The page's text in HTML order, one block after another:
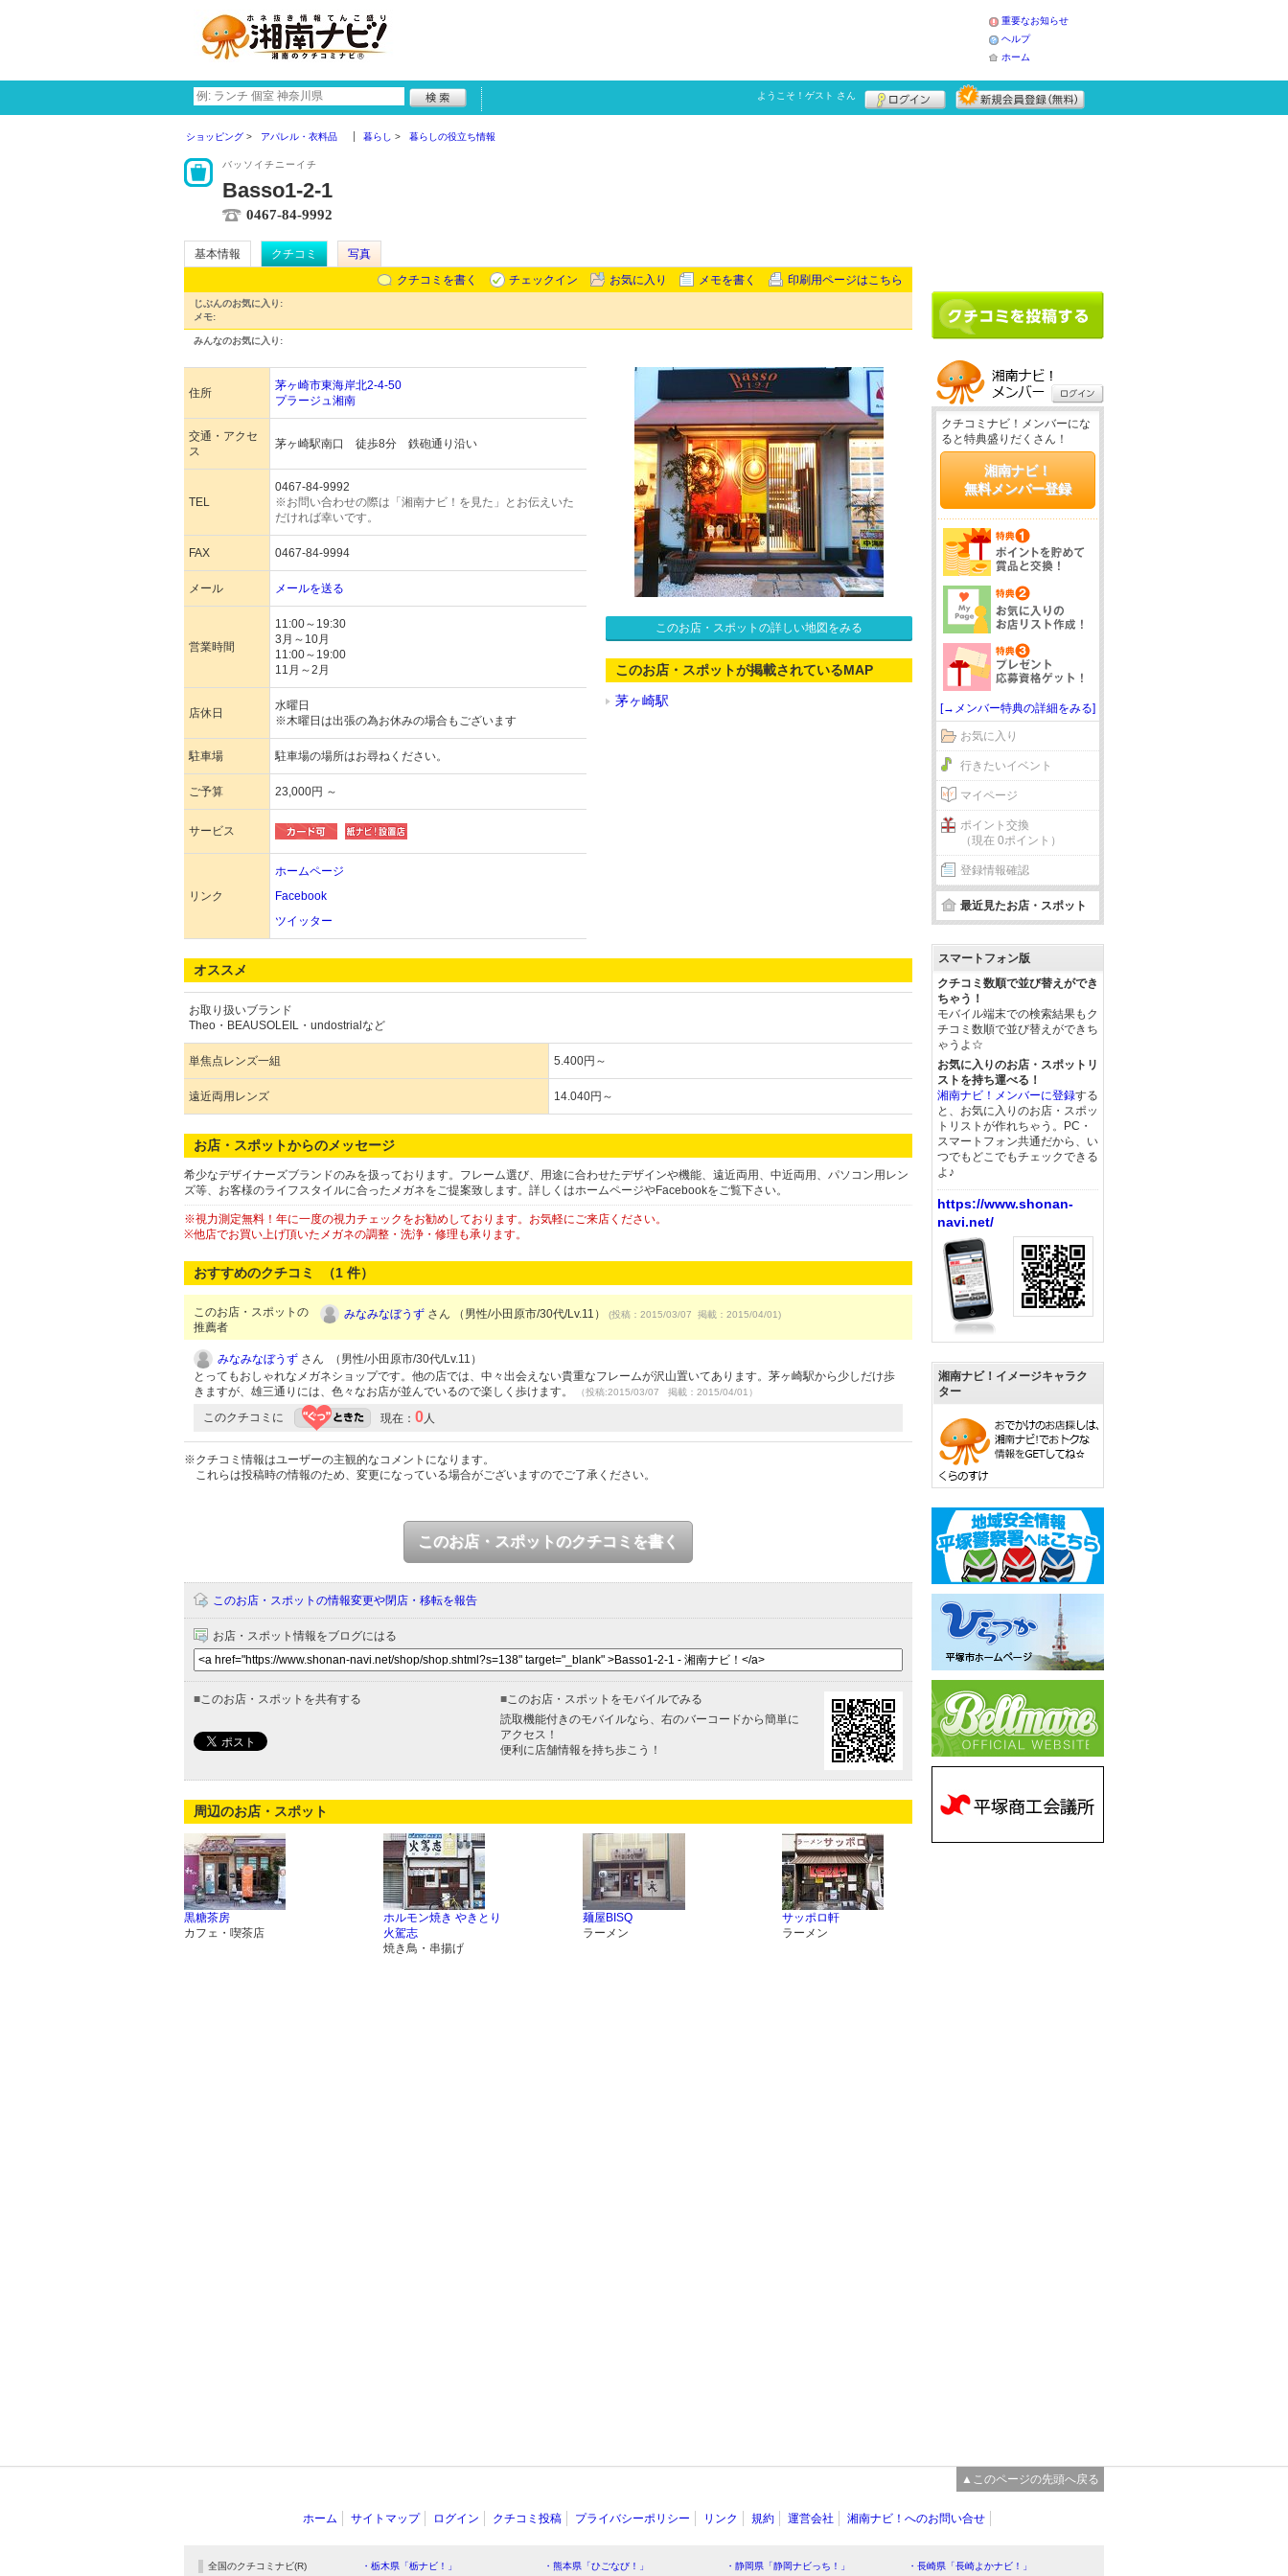
重要なお知らせ
ヘルプ
ホーム
ようこそ！ ゲスト さん
ショッピング アパレル・衣料品 暮らし 暮らしの役立ち情報
バッソイチニーイチ
Basso1-2-1
0467-84-9992
基本情報 クチコミ
写真
クチコミを書く
チェックイン お気に入り メモを書く 印刷用ページはこちら
じぶんのお気に入り:
メモ:
みんなのお気に入り:
住所
茅ヶ崎市東海岸北2-4-50
プラージュ湘南
交通・アクセ
ス
茅ヶ崎駅南口 徒歩8分 鉄砲通り沿い
TEL
0467-84-9992
※お問い合わせの際は「湘南ナビ！を見た」とお伝えいた
だければ幸いです。
FAX 0467-84-9994
メール メールを送る
営業時間
11:00～19:30
3月～10月
11:00～19:00
11月～2月
店休日
水曜日
※木曜日は出張の為お休みの場合もございます
駐車場 駐車場の場所はお尋ねください。
ご予算 23,000円 ～
サービス
リンク
ホームページ
Facebook
ツイッター
このお店・スポットの詳しい地図をみる
このお店・スポットが掲載されているMAP
茅ヶ崎駅
オススメ
お取り扱いブランド
Theo・BEAUSOLEIL・undostrialなど
単焦点レンズ一組 5.400円～
遠近両用レンズ 14.040円～
お店・スポットからのメッセージ
希少なデザイナーズブランドのみを扱っております。フレーム選び、用途に合わせたデザインや機能、遠近両用、中近両用、パソコン用レン
ズ等、お客様のライフスタイルに合ったメガネをご提案致します。詳しくはホームページやFacebookをご覧下さい。
※視力測定無料！年に一度の視力チェックをお勧めしております。お気軽にご来店ください。
※他店でお買い上げ頂いたメガネの調整・洗浄・修理も承ります。
おすすめのクチコミ （1 件）
このお店・スポットの
推薦者
みなみなぼうず さん （男性/小田原市/30代/Lv.11） (投稿：2015/03/07 掲載：2015/04/01)
みなみなぼうず さん （男性/小田原市/30代/Lv.11）
とってもおしゃれなメガネショップです。他の店では、中々出会えない貴重なフレームが沢山置いてあります。茅ヶ崎駅から少しだけ歩
きますが、雄三通りには、色々なお店が並んでいるので楽しく歩けます。
（投稿:2015/03/07 掲載：2015/04/01）
このクチコミに 現在： 0人
※クチコミ情報はユーザーの主観的なコメントになります。
これらは投稿時の情報のため、変更になっている場合がございますのでご了承ください。
このお店・スポットのクチコミを書く
このお店・スポットの情報変更や閉店・移転を報告
お店・スポット情報をブログにはる
■このお店・スポットを共有する ■このお店・スポットをモバイルでみる
読取機能付きのモバイルなら、右のバーコードから簡単に
アクセス！
便利に店舗情報を持ち歩こう！
周辺のお店・スポット
黒糖茶房
カフェ・喫茶店
ホルモン焼き やきとり
火駕志
焼き鳥・串揚げ
麺屋BISQ
ラーメン
サッポロ軒
ラーメン
クチコミナビ！メンバーにな
ると特典盛りだくさん！
湘南ナビ！
無料メンバー登録
[→メンバー特典の詳細をみる]
お気に入り
行きたいイベント
マイページ
ポイント交換
（現在 0ポイント）
登録情報確認
最近見たお店・スポット
スマートフォン版
クチコミ数順で並び替えができ
ちゃう！
モバイル端末での検索結果もク
チコミ数順で並び替えができち
ゃうよ☆
お気に入りのお店・スポットリ
ストを持ち運べる！
湘南ナビ！メンバーに登録する
と、お気に入りのお店・スポッ
トリストが作れちゃう。PC・
スマートフォン共通だから、い
つでもどこでもチェックできる
よ♪
https://www.shonan-
navi.net/
湘南ナビ！イメージキャラク
ター
▲このページの先頭へ戻る
ホーム サイトマップ ログイン クチコミ投稿 プライバシーポリシー リンク 規約 運営会社 湘南ナビ！へのお問い合せ
全国のクチコミナビ(R) ・栃木県「栃ナビ！」 ・熊本県「ひごなび！」 ・静岡県「静岡ナビっち！」 ・長崎県「長崎よかナビ！」